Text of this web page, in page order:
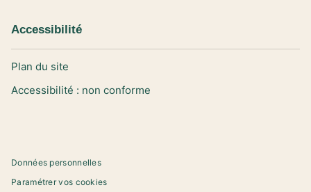
Accessibilité
Plan du site
Accessibilité : non conforme
Données personnelles
Paramétrer vos cookies